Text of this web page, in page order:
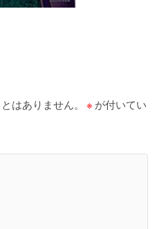
はありません。 ※ が付いてい